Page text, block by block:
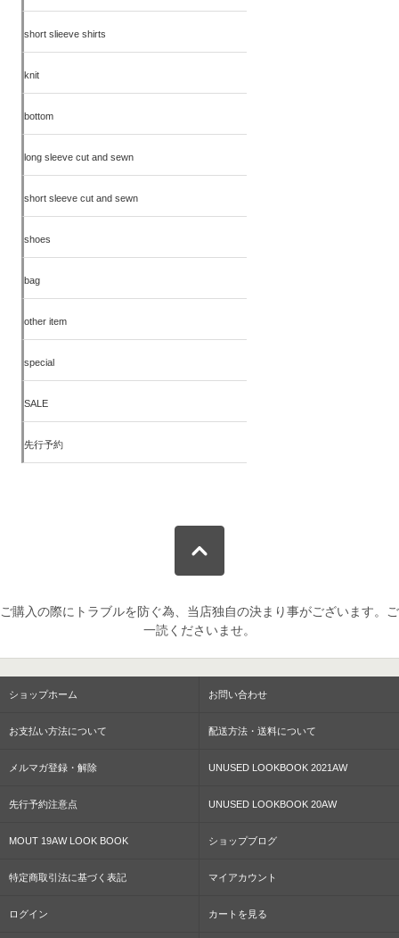
short slieeve shirts
knit
bottom
long sleeve cut and sewn
short sleeve cut and sewn
shoes
bag
other item
special
SALE
先行予約
ご購入の際にトラブルを防ぐ為、当店独自の決まり事がございます。ご
一読くださいませ。
ショップホーム お問い合わせ
お支払い方法について 配送方法・送料について
メルマガ登録・解除 UNUSED LOOKBOOK 2021AW
先行予約注意点 UNUSED LOOKBOOK 20AW
MOUT 19AW LOOK BOOK ショップブログ
特定商取引法に基づく表記 マイアカウント
ログイン カートを見る